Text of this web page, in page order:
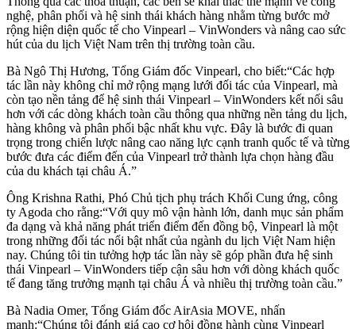
nghệ, phân phối và hệ sinh thái khách hàng nhằm từng bước mở
rộng hiện diện quốc tế cho Vinpearl – VinWonders và nâng cao sức
hút của du lịch Việt Nam trên thị trường toàn cầu.
Bà Ngô Thị Hương, Tổng Giám đốc Vinpearl, cho biết:“Các hợp
tác lần này không chỉ mở rộng mạng lưới đối tác của Vinpearl, mà
còn tạo nền tảng để hệ sinh thái Vinpearl – VinWonders kết nối sâu
hơn với các dòng khách toàn cầu thông qua những nền tảng du lịch,
hàng không và phân phối bậc nhất khu vực. Đây là bước đi quan
trọng trong chiến lược nâng cao năng lực cạnh tranh quốc tế và từng
bước đưa các điểm đến của Vinpearl trở thành lựa chọn hàng đầu
của du khách tại châu Á.”
Ông Krishna Rathi, Phó Chủ tịch phụ trách Khối Cung ứng, công
ty Agoda cho rằng:“Với quy mô vận hành lớn, danh mục sản phẩm
đa dạng và khả năng phát triển điểm đến đồng bộ, Vinpearl là một
trong những đối tác nổi bật nhất của ngành du lịch Việt Nam hiện
nay. Chúng tôi tin tưởng hợp tác lần này sẽ góp phần đưa hệ sinh
thái Vinpearl – VinWonders tiếp cận sâu hơn với dòng khách quốc
tế đang tăng trưởng mạnh tại châu Á và nhiều thị trường toàn cầu.”
Bà Nadia Omer, Tổng Giám đốc AirAsia MOVE, nhấn
mạnh:“Chúng tôi đánh giá cao cơ hội đồng hành cùng Vinpearl